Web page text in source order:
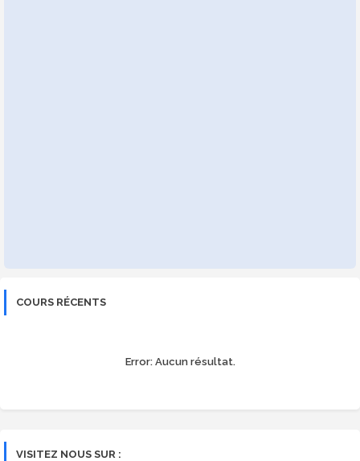
COURS RÉCENTS
Error:Aucun résultat.
VISITEZ NOUS SUR :